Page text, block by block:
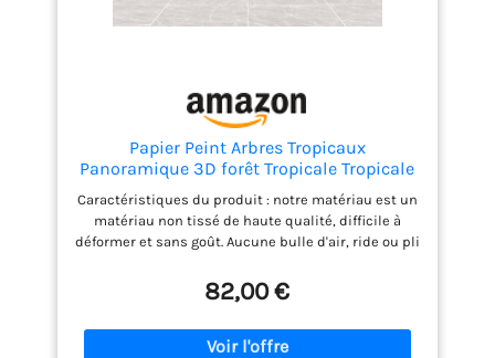
Papier Peint Arbres Tropicaux
Panoramique 3D forêt Tropicale Tropicale
Cocotier Papier Peint Lac Plante Murale
Salon Chambre à Coucher Maison
Décoration Intérieure (350x256 cm)
Caractéristiques du produit : notre matériau est un
matériau non tissé de haute qualité, difficile à
déformer et sans goût. Aucune bulle d'air, ride ou pli
HD Qualité : Motifs réalistes, décoration murale,
couleurs vives, haute luminosité des couleurs,
procédé d'impression écologique, ils ne
contiennent aucune substance nocive. Facile à
82,00 €